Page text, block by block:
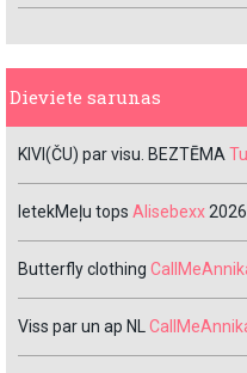
Dieviete sarunas
KIVI(ČU) par visu. BEZTĒMA
IetekMeļu tops Alisebexx
Butterfly clothing
Viss par un ap NL